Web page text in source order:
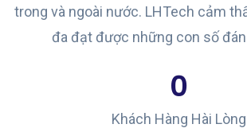
trong và ngoài nước. LHTech cảm
đa đạt được những con số
0
Khách Hàng Hài Lòng